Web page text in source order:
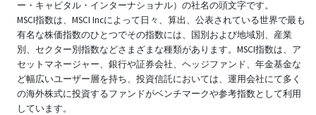
ー・キャピタル・インターナショナル）の社名の頭文字です。
MSCI指数は、MSCI Incによって日々、算出、公表されている世界で最も
有名な株価指数のひとつでその指数には、国別および地域別、産業
別、セクター別指数などさまざまな種類があります。MSCI指数は、ア
セットマネージャー、銀行や証券会社、ヘッジファンド、年金基金な
ど幅広いユーザー層を持ち、投資信託においては、運用会社にて多く
の海外株式に投資するファンドがベンチマークや参考指数として利用
しています。